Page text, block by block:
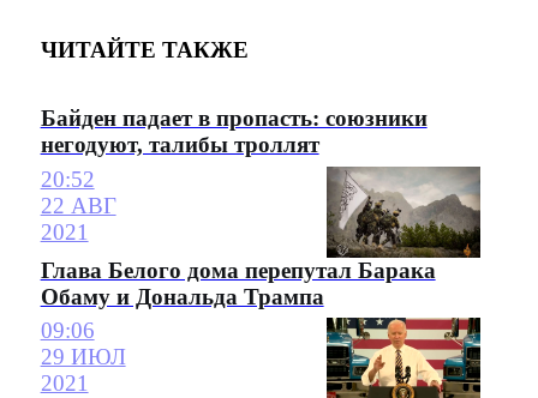
ЧИТАЙТЕ ТАКЖЕ
Байден падает в пропасть: союзники
негодуют, талибы троллят
20:52
22 АВГ
2021
Глава Белого дома перепутал Барака
Обаму и Дональда Трампа
09:06
29 ИЮЛ
2021